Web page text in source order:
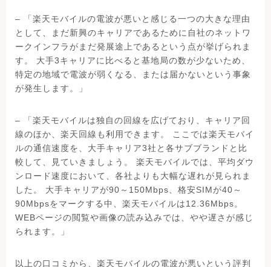
– 「楽天モバイルの電波が悪いと感じる一つの大きな理由
として、まだ新興のキャリアであるために自社のネットワ
ークインフラがまだ発展途上であるという点が挙げられま
す。 大手3キャリアに比べると基地局の数が少ないため、
特定の地域で電波が弱くなる、または届かないという事象
が発生します。」
– 「楽天モバイルは独自の回線を広げており、キャリア回
線のほか、楽天回線も利用できます。 ここでは楽天モバイ
ルの通信速度を、大手キャリア3社と各サブブランドと比
較して、見ていきましょう。 楽天モバイルでは、平均ダウ
ンロード速度において、各社よりも大幅な遅れが見られま
した。 大手キャリアが90～150Mbps、格安SIMが40～
90Mbpsをマークする中、楽天モバイルは12.36Mbps。
WEBページの閲覧や画像の読み込みでは、やや遅さが感じ
られます。」
以上の口コミから、楽天モバイルの電波が悪いという評判